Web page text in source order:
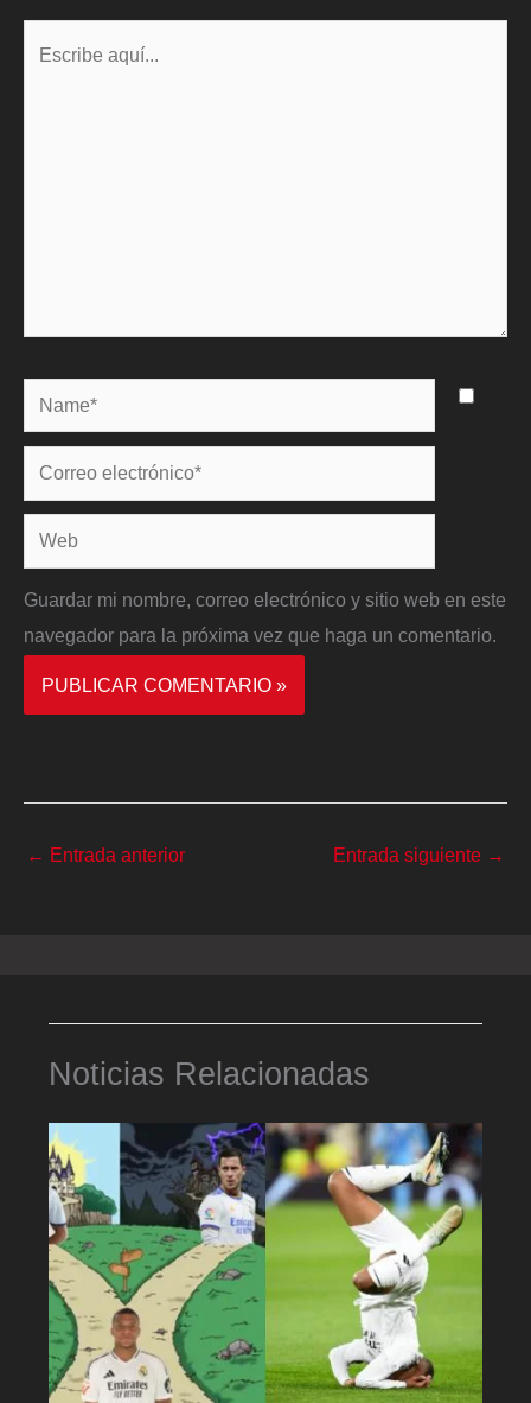
Name*
Correo
electrónico*
Web
Guardar mi nombre, correo electrónico y sitio web en este
navegador para la próxima vez que haga un comentario.
← Entrada anterior Entrada siguiente →
Noticias Relacionadas